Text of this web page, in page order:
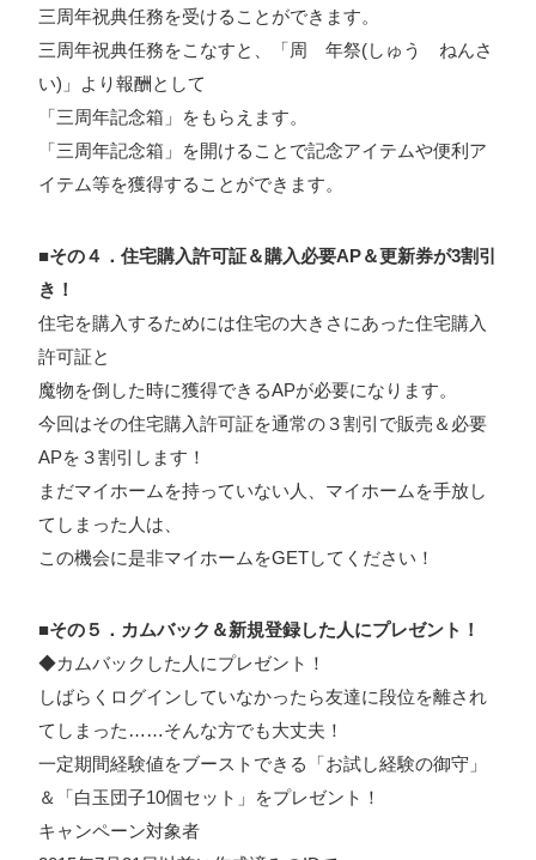
三周年祝典任務を受けることができます。
三周年祝典任務をこなすと、「周 年祭(しゅう ねんさ
い)」より報酬として
「三周年記念箱」をもらえます。
「三周年記念箱」を開けることで記念アイテムや便利ア
イテム等を獲得することができます。
■その４．住宅購入許可証＆購入必要AP＆更新券が3割引
き！
住宅を購入するためには住宅の大きさにあった住宅購入
許可証と
魔物を倒した時に獲得できるAPが必要になります。
今回はその住宅購入許可証を通常の３割引で販売＆必要
APを３割引します！
まだマイホームを持っていない人、マイホームを手放し
てしまった人は、
この機会に是非マイホームをGETしてください！
■その５．カムバック＆新規登録した人にプレゼント！
◆カムバックした人にプレゼント！
しばらくログインしていなかったら友達に段位を離され
てしまった……そんな方でも大丈夫！
一定期間経験値をブーストできる「お試し経験の御守」
＆「白玉団子10個セット」をプレゼント！
キャンペーン対象者